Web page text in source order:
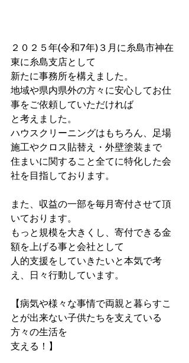
２０２５年(令和7年)３月に糸島市神在
東に糸島支店として
新たに事務所を構えました。
地域や県内県外の方々に安心してお仕
事をご依頼していただければ
と考えました。
ハウスクリーニングはもちろん、足場
施工やクロス貼替え・外壁塗装まで
住まいに関すること全てに特化した会
社を目指しております。
また、収益の一部を毎月寄付させて頂
いております。
もっと規模を大きくし、寄付できる金
額を上げる事と会社として
人的支援をしていきたいと本気で考
え、日々行動しています。
【病気や様々な事情で両親と暮らすこ
とが出来ない子供たちを支えている
方々の生活を
支える！】